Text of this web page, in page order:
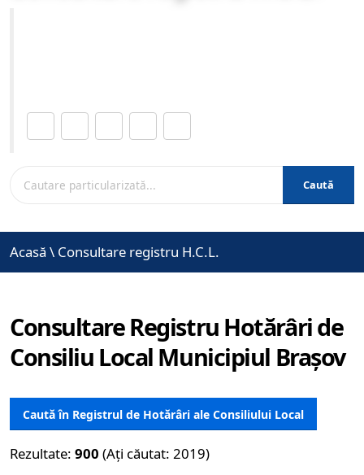
Caută
Acasă \ Consultare registru H.C.L.
Consultare Registru Hotărâri de
Consiliu Local Municipiul Brașov
Caută în Registrul de Hotărâri ale Consiliului Local
Rezultate: 900 (Ați căutat: 2019)